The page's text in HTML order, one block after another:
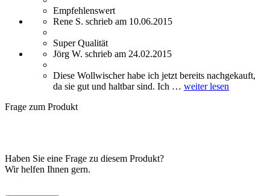
Empfehlenswert
Rene S. schrieb am 10.06.2015
Super Qualität
Jörg W. schrieb am 24.02.2015
Diese Wollwischer habe ich jetzt bereits nachgekauft,
da sie gut und haltbar sind. Ich … weiter lesen
Frage zum Produkt
Haben Sie eine Frage zu diesem Produkt?
Wir helfen Ihnen gern.